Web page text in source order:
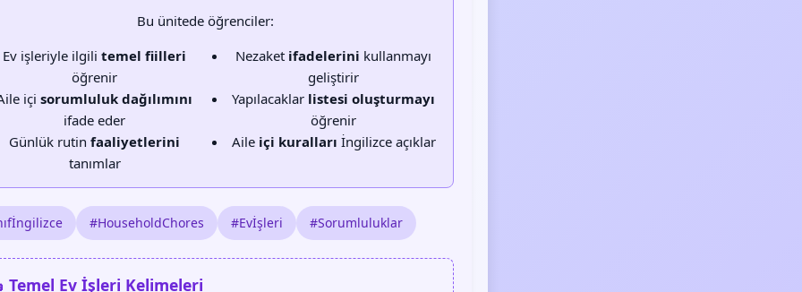
Bu ünitede öğrenciler:
Ev işleriyle ilgili temel fiilleri
öğrenir
içi sorumluluk dağılımını
ifade eder
Günlük rutin faaliyetlerini
tanımlar
Nezaket ifadelerini kullanmayı
geliştirir
Yapılacaklar listesi oluşturmayı
öğrenir
Aile içi kuralları İngilizce açıklar
#HouseholdChores #Evİşleri #Sorumluluklar
Temel Ev İşleri Kelimeleri